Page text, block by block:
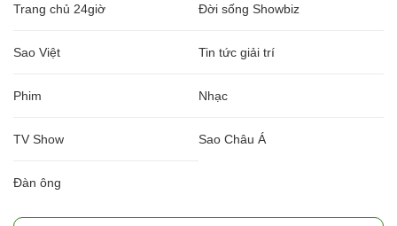
Trang chủ 24giờ Đời sống Showbiz
Sao Việt Tin tức giải trí
Phim Nhạc
TV Show Sao Châu Á
Đàn ông